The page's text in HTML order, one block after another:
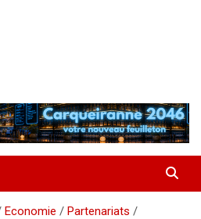
Economie
Partenariats